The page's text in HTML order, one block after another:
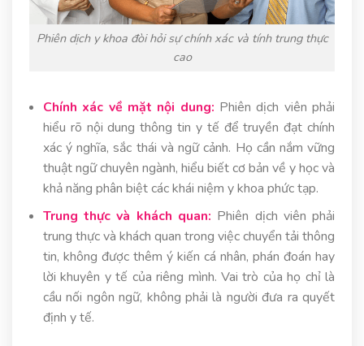
Phiên dịch y khoa đòi hỏi sự chính xác và tính trung thực
cao
Chính xác về mặt nội dung: Phiên dịch viên phải
hiểu rõ nội dung thông tin y tế để truyền đạt chính
xác ý nghĩa, sắc thái và ngữ cảnh. Họ cần nắm vững
thuật ngữ chuyên ngành, hiểu biết cơ bản về y học và
khả năng phân biệt các khái niệm y khoa phức tạp.
Trung thực và khách quan: Phiên dịch viên phải
trung thực và khách quan trong việc chuyển tải thông
tin, không được thêm ý kiến cá nhân, phán đoán hay
lời khuyên y tế của riêng mình. Vai trò của họ chỉ là
cầu nối ngôn ngữ, không phải là người đưa ra quyết
định y tế.